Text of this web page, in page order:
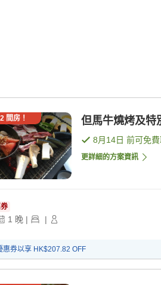
2間房！ 但馬牛燒烤及特
8月14日 前可免
更詳細的方案資訊
1 晚 | |
惠券以享 HK$207.82 OFF